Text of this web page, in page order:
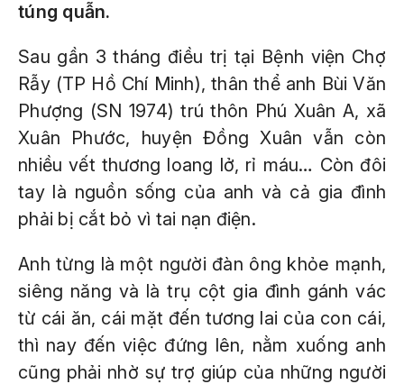
túng quẫn.
Sau gần 3 tháng điều trị tại Bệnh viện Chợ
Rẫy (TP Hồ Chí Minh), thân thể anh Bùi Văn
Phượng (SN 1974) trú thôn Phú Xuân A, xã
Xuân Phước, huyện Đồng Xuân vẫn còn
nhiều vết thương loang lở, rỉ máu… Còn đôi
tay là nguồn sống của anh và cả gia đình
phải bị cắt bỏ vì tai nạn điện.
Anh từng là một người đàn ông khỏe mạnh,
siêng năng và là trụ cột gia đình gánh vác
từ cái ăn, cái mặt đến tương lai của con cái,
thì nay đến việc đứng lên, nằm xuống anh
cũng phải nhờ sự trợ giúp của những người